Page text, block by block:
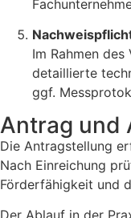
Im Rahmen
detaillierte
ggf.
Antrag und
Die Antragstellung
Nach Einreichung
Förderfähigkeit und